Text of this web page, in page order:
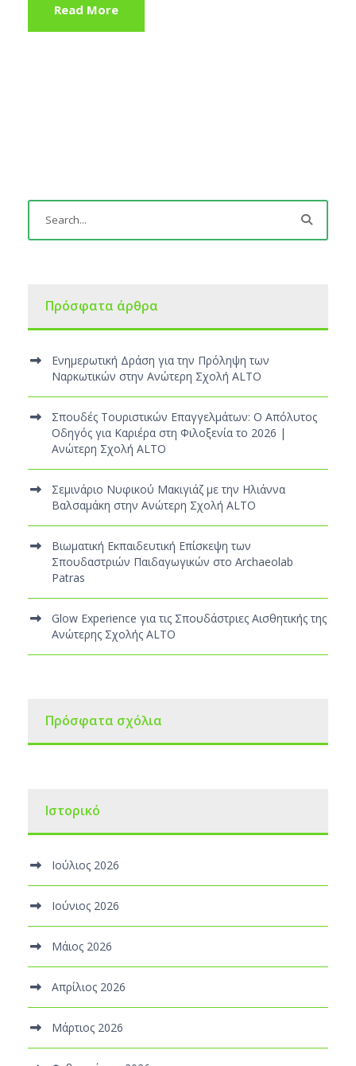
Read More
Πρόσφατα άρθρα
Ενημερωτική Δράση για την Πρόληψη των
Ναρκωτικών στην Ανώτερη Σχολή ALTO
Σπουδές Τουριστικών Επαγγελμάτων: Ο Απόλυτος
Οδηγός για Καριέρα στη Φιλοξενία το 2026 |
Ανώτερη Σχολή ALTO
Σεμινάριο Νυφικού Μακιγιάζ με την Ηλιάννα
Βαλσαμάκη στην Ανώτερη Σχολή ALTO
Βιωματική Εκπαιδευτική Επίσκεψη των
Σπουδαστριών Παιδαγωγικών στο Archaeolab
Patras
Glow Experience για τις Σπουδάστριες Αισθητικής της
Ανώτερης Σχολής ALTO
Πρόσφατα σχόλια
Ιστορικό
Ιούλιος 2026
Ιούνιος 2026
Μάιος 2026
Απρίλιος 2026
Μάρτιος 2026